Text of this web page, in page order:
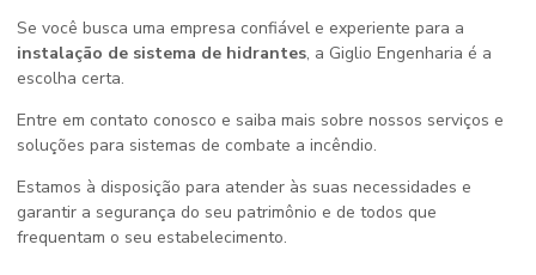
Se você busca uma empresa confiável e experiente para a
instalação de sistema de hidrantes, a Giglio Engenharia é a
escolha certa.
Entre em contato conosco e saiba mais sobre nossos serviços e
soluções para sistemas de combate a incêndio.
Estamos à disposição para atender às suas necessidades e
garantir a segurança do seu patrimônio e de todos que
frequentam o seu estabelecimento.